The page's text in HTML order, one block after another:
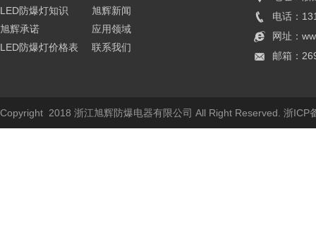
LED防爆灯知识
旭辉新闻
旭辉承诺
应用领域
LED防爆灯价格表
联系我们
电话：
网址：
邮箱：
Copyright 2018 浙江旭辉防爆电器有限公司 All Right Reserved. 浙ICP